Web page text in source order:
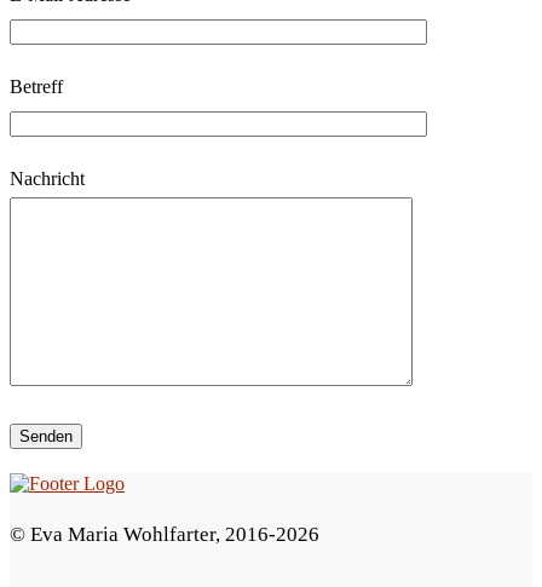
e
a
s
s
e
s
e
l
Betreff
Nachricht
© Eva Maria Wohlfarter, 2016-2026